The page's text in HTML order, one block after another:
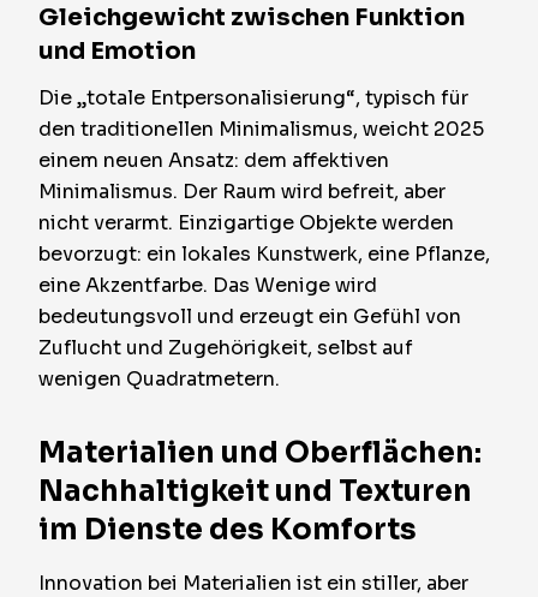
Gleichgewicht zwischen Funktion
und Emotion
Die „totale Entpersonalisierung“, typisch für
den traditionellen Minimalismus, weicht 2025
einem neuen Ansatz: dem affektiven
Minimalismus. Der Raum wird befreit, aber
nicht verarmt. Einzigartige Objekte werden
bevorzugt: ein lokales Kunstwerk, eine Pflanze,
eine Akzentfarbe. Das Wenige wird
bedeutungsvoll und erzeugt ein Gefühl von
Zuflucht und Zugehörigkeit, selbst auf
wenigen Quadratmetern.
Materialien und Oberflächen:
Nachhaltigkeit und Texturen
im Dienste des Komforts
Innovation bei Materialien ist ein stiller, aber